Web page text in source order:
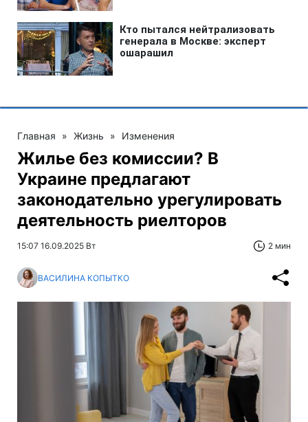
Главная » Жизнь » Изменения
Жилье без комиссии? В
Украине предлагают
законодательно урегулировать
деятельность риелторов
15:07 16.09.2025 Вт 2 мин
ВАСИЛИНА КОПЫТКО